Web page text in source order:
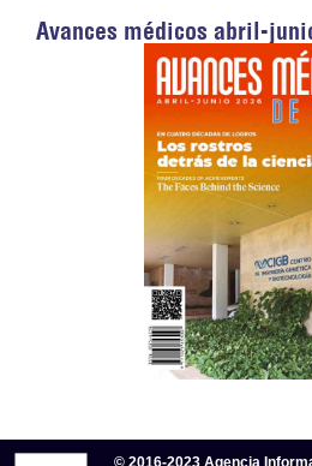
Avances médicos abril-
© 2016-2023 Agencia